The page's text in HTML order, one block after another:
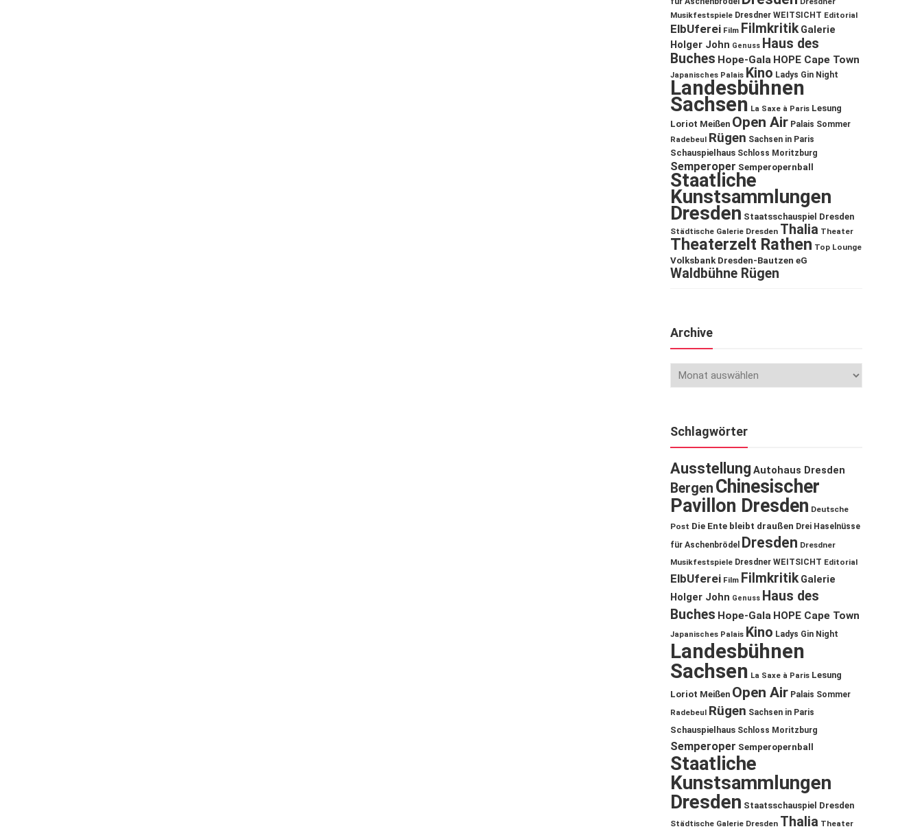
Musikfestspiele Dresdner WEITSICHT Editorial
ElbUferei Film Filmkritik Galerie
Holger John Genuss Haus des
Buches Hope-Gala HOPE Cape Town
Japanisches Palais Kino Ladys Gin Night
Landesbühnen
Sachsen La Saxe à Paris Lesung
Loriot Meißen Open Air Palais Sommer
Radebeul Rügen Sachsen in Paris
Schauspielhaus Schloss Moritzburg
Semperoper Semperopernball
Staatliche
Kunstsammlungen
Dresden Staatsschauspiel Dresden
Städtische Galerie Dresden Thalia Theater
Theaterzelt Rathen Top Lounge
Volksbank Dresden-Bautzen eG
Waldbühne Rügen
Archive
Schlagwörter
Ausstellung Autohaus Dresden
Bergen Chinesischer
Pavillon Dresden Deutsche
Post Die Ente bleibt draußen Drei Haselnüsse
für Aschenbrödel
Dresden Dresdner
Musikfestspiele Dresdner WEITSICHT Editorial
ElbUferei Film Filmkritik Galerie
Holger John Genuss Haus des
Buches Hope-Gala HOPE Cape Town
Japanisches Palais Kino Ladys Gin Night
Landesbühnen
Sachsen La Saxe à Paris Lesung
Loriot Meißen Open Air Palais Sommer
Radebeul Rügen Sachsen in Paris
Schauspielhaus Schloss Moritzburg
Semperoper Semperopernball
Staatliche
Kunstsammlungen
Dresden Staatsschauspiel Dresden
Städtische Galerie Dresden Thalia Theater